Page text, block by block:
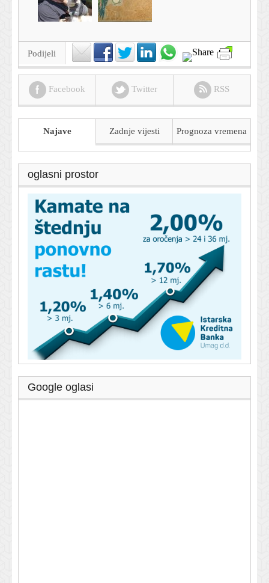
Podijeli
Facebook Twitter RSS
Najave Zadnje vijesti Prognoza vremena
oglasni prostor
Google oglasi